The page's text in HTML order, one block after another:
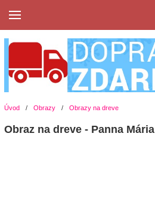
Úvod / Obrazy / Obrazy na dreve
Obraz na dreve - Panna Mária